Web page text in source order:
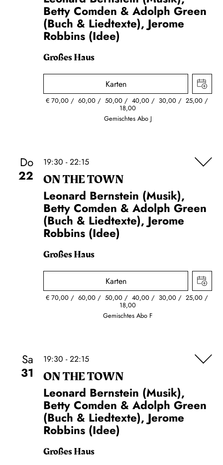
Betty Comden & Adolph Green
(Buch & Liedtexte), Jerome
Robbins (Idee)
Großes Haus
Karten
€ 70,00 60,00 50,00 40,00 30,00 25,00
18,00
Gemischtes Abo J
Do
22
19:30 - 22:15
ON THE TOWN
Leonard Bernstein (Musik),
Betty Comden & Adolph Green
(Buch & Liedtexte), Jerome
Robbins (Idee)
Großes Haus
Karten
€ 70,00 60,00 50,00 40,00 30,00 25,00
18,00
Gemischtes Abo F
Sa
31
19:30 - 22:15
ON THE TOWN
Leonard Bernstein (Musik),
Betty Comden & Adolph Green
(Buch & Liedtexte), Jerome
Robbins (Idee)
Großes Haus